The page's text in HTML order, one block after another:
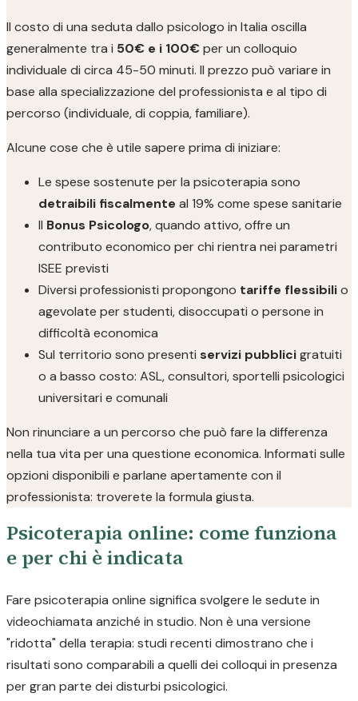
Il costo di una seduta dallo psicologo in Italia oscilla
generalmente tra i 50€ e i 100€ per un colloquio
individuale di circa 45-50 minuti. Il prezzo può variare in
base alla specializzazione del professionista e al tipo di
percorso (individuale, di coppia, familiare).
Alcune cose che è utile sapere prima di iniziare:
Le spese sostenute per la psicoterapia sono
detraibili fiscalmente al 19% come spese sanitarie
Il Bonus Psicologo, quando attivo, offre un
contributo economico per chi rientra nei parametri
ISEE previsti
Diversi professionisti propongono tariffe flessibilio
agevolate per studenti, disoccupati o persone in
difficoltà economica
Sul territorio sono presenti servizi pubblicigratuiti
o a basso costo: ASL, consultori, sportelli psicologici
universitari e comunali
Non rinunciare a un percorso che può fare la differenza
nella tua vita per una questione economica. Informati sulle
opzioni disponibili e parlane apertamente con il
professionista: troverete la formula giusta.
Psicoterapia online: come funziona
e per chi è indicata
Fare psicoterapia online significa svolgere le sedute in
videochiamata anziché in studio. Non è una versione
"ridotta" della terapia: studi recenti dimostrano che i
risultati sono comparabili a quelli dei colloqui in presenza
per gran parte dei disturbi psicologici.